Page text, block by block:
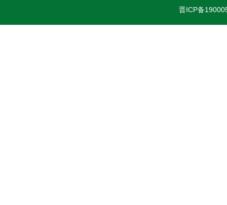
晋ICP备